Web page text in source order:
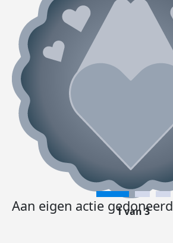
Aan eigen actie gedoneerd
1 van 3